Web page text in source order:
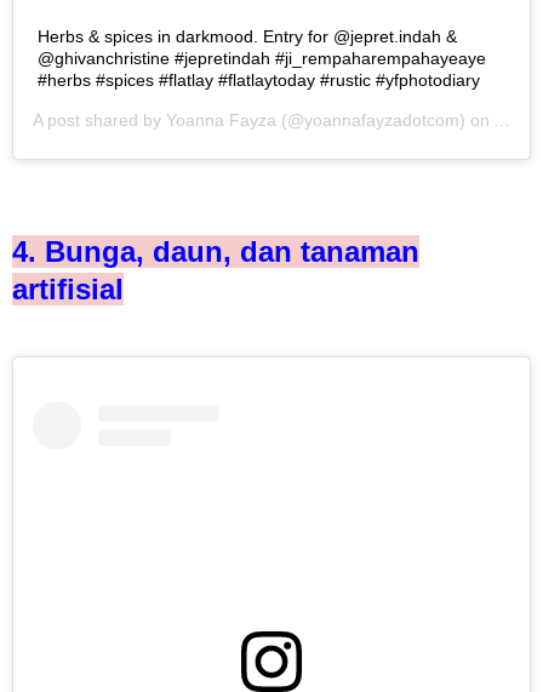
Herbs & spices in darkmood. Entry for @jepret.indah &
@ghivanchristine #jepretindah #ji_rempaharempahayeaye
#herbs #spices #flatlay #flatlaytoday #rustic #yfphotodiary
A post shared by Yoanna Fayza (@yoannafayzadotcom) on Apr
4. Bunga, daun, dan tanaman
artifisial